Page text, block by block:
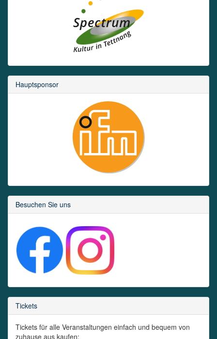
Hauptsponsor
Besuchen Sie uns
Tickets
Tickets für alle Veranstaltungen einfach und bequem von
zuhause aus kaufen: